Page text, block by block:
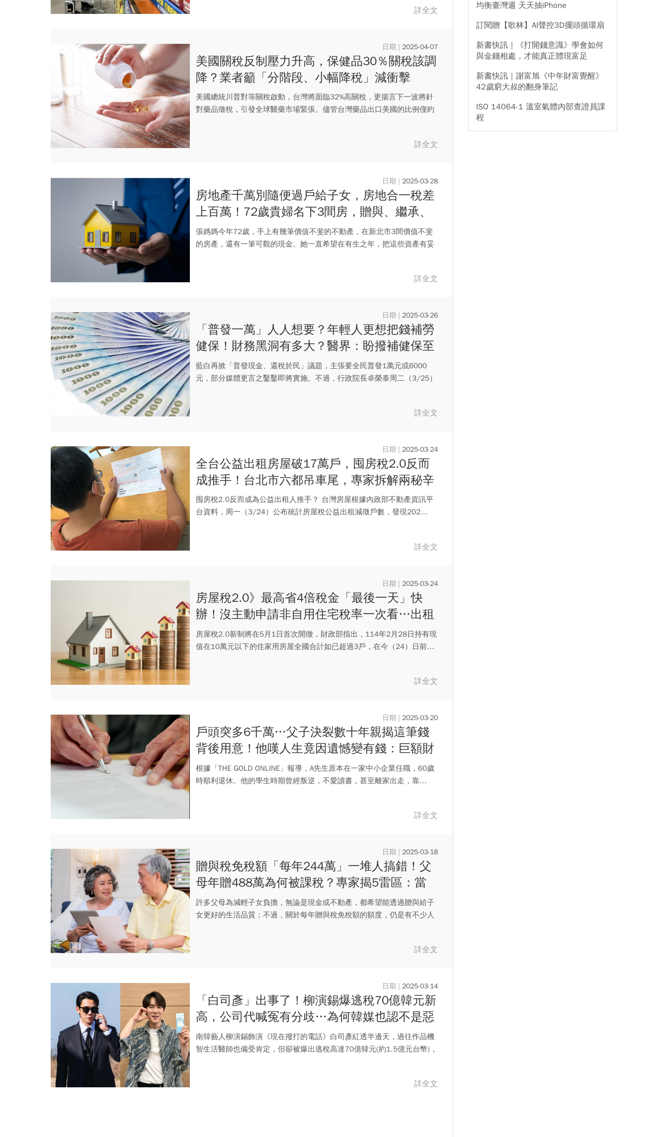
詳全文
2025-04-07
美國關稅反制壓力升高，保健品30％關稅該調
降？業者籲「分階段、小幅降稅」減衝擊
美國總統川普對等關稅啟動，台灣將面臨32%高關稅，更揚言下一波將針
對藥品徵稅，引發全球醫藥市場緊張。儘管台灣藥品出口美國的比例僅約
詳全文
2025-03-28
房地產千萬別隨便過戶給子女，房地合一稅差
上百萬！72歲貴婦名下3間房，贈與、繼承、
買賣，哪1種最節稅？
張媽媽今年72歲，手上有幾筆價值不斐的不動產，在新北市3間價值不斐
的房產，還有一筆可觀的現金。她一直希望在有生之年，把這些資產有妥
詳全文
2025-03-26
「普發一萬」人人想要？年輕人更想把錢補勞
健保！財務黑洞有多大？醫界：盼撥補健保至
少500億
藍白再掀「普發現金、還稅於民」議題，主張要全民普發1萬元或6000
元，部分媒體更言之鑿鑿即將實施。不過，行政院長卓榮泰周二（3/25）
詳全文
2025-03-24
全台公益出租房屋破17萬戶，囤房稅2.0反而
成推手！台北市六都吊車尾，專家拆解兩秘辛
囤房稅2.0反而成為公益出租人推手？ 台灣房屋根據內政部不動產資訊平
台資料，周一（3/24）公布統計房屋稅公益出租減徵戶數，發現202...
詳全文
2025-03-24
房屋稅2.0》最高省4倍稅金「最後一天」快
辦！沒主動申請非自用住宅稅率一次看…出租
房屋也適用？
房屋稅2.0新制將在5月1日首次開徵，財政部指出，114年2月28日持有現
值在10萬元以下的住家用房屋全國合計如已超過3戶，在今（24）日前...
詳全文
2025-03-20
戶頭突多6千萬…父子決裂數十年親揭這筆錢
背後用意！他嘆人生竟因遺憾變有錢：巨額財
產沒給我們喜悅
根據「THE GOLD ONLINE」報導，A先生原本在一家中小企業任職，60歲
時順利退休。他的學生時期曾經叛逆，不愛讀書，甚至離家出走，靠...
詳全文
2025-03-18
贈與稅免稅額「每年244萬」一堆人搞錯！父
母年贈488萬為何被課稅？專家揭5雷區：當
心被多扒層皮
許多父母為減輕子女負擔，無論是現金或不動產，都希望能透過贈與給子
女更好的生活品質；不過，關於每年贈與稅免稅額的額度，仍是有不少人
詳全文
2025-03-14
「白司彥」出事了！柳演錫爆逃稅70億韓元新
高，公司代喊冤有分歧…為何韓媒也認不是惡
意逃稅？
南韓藝人柳演錫飾演《現在撥打的電話》白司彥紅透半邊天，過往作品機
智生活醫師也備受肯定，但卻被爆出逃稅高達70億韓元(約1.5億元台幣)，
詳全文
均衡臺灣週 天天抽iPhone
訂閱贈【歌林】AI聲控3D擺頭循環扇
新書快訊｜《打開錢意識》學會如何
與金錢相處，才能真正體現富足
新書快訊｜謝富旭《中年財富覺醒》
42歲窮大叔的翻身筆記
ISO 14064-1 溫室氣體內部查證員課
程